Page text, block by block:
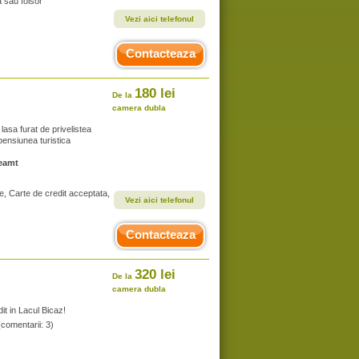
Vezi aici telefonul
Contacteaza
furat de privelistea
turistica
Carte de credit acceptata,
De la 180 lei
camera dubla
Vezi aici telefonul
Contacteaza
in Lacul Bicaz!
3)
De la 320 lei
camera dubla